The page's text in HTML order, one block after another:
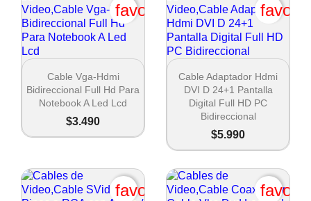
 Vista rápida
Cable Vga-Hdmi
Bidireccional Full Hd Para
Notebook A Led Lcd
$3.490
favorite_border
 Vista rápida
Cable Adaptador Hdmi
DVI D 24+1 Pantalla
Digital Full HD PC
Bidireccional
$5.990
favorite_border